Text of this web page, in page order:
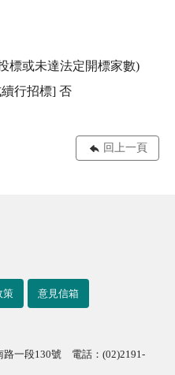
標或未達法定開標家數)
行招標] 否
回上一頁
策 意見信箱
路一段130號 電話：(02)2191-